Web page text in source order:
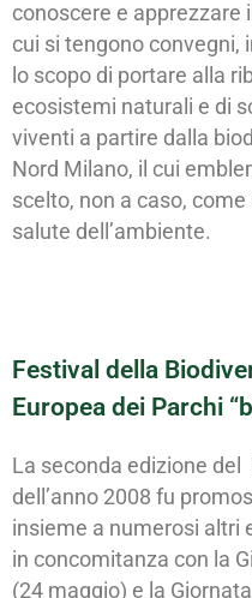
conoscere e apprezzare
cui si tengono convegni,
lo scopo di portare alla
ecosistemi naturali e di
viventi a partire dalla
Nord Milano, il cui
scelto, non a caso,
salute dell’ambiente.
Festival della
Europea dei Parchi
La seconda edizione
dell’anno 2008 fu
insieme a numerosi altri
in concomitanza con la
(24 maggio) e la